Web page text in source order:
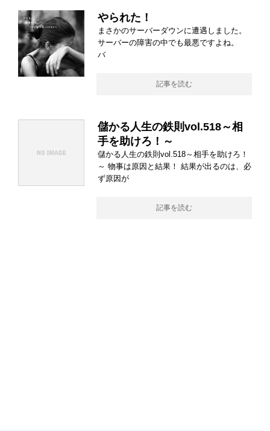
やられた！
まさかのサーバーダウンに遭遇しました。
サーバーの障害の中でも最悪ですよね。
バ
記事を読む
儲かる人生の鉄則vol.518～相
手を助けろ！～
儲かる人生の鉄則vol.518～相手を助けろ！
～ 物事は原因と結果！ 結果が出るのは、必
ず原因が
記事を読む